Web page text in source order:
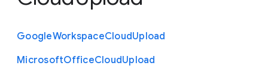
GoogleWorkspaceCloudUpload
MicrosoftOfficeCloudUpload